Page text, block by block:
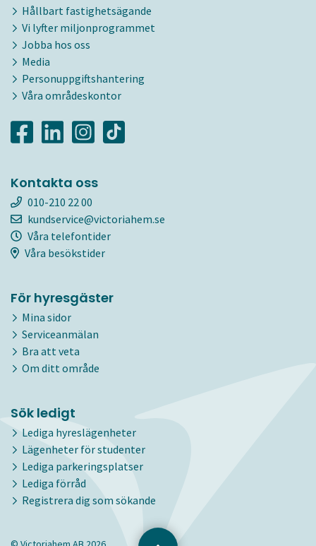
Hållbart fastighetsägande
Vi lyfter miljonprogrammet
Jobba hos oss
Media
Personuppgiftshantering
Våra områdeskontor
Kontakta oss
010-210 22 00
kundservice@victoriahem.se
Våra telefontider
Våra besökstider
För hyresgäster
Mina sidor
Serviceanmälan
Bra att veta
Om ditt område
Sök ledigt
Lediga hyreslägenheter
Lägenheter för studenter
Lediga parkeringsplatser
Lediga förråd
Registrera dig som sökande